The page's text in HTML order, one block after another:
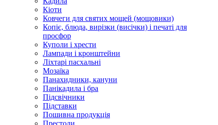
Кіоти
Ковчеги для святих мощей (мощовики)
Копіє, блюда, вирізки (висічки) і печаті для
просфор
Куполи і хрести
Лампади і кронштейни
Ліхтарі пасхальні
Мозаїка
Панахидники, кануни
Панікадила і бра
Підсвічники
Підставки
Пошивна продукція
Престоли